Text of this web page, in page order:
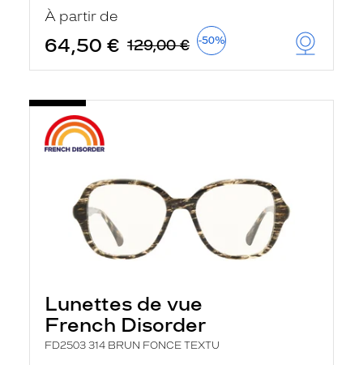
À partir de
64,50 € 129,00 € -50%
Lunettes de vue
French Disorder
FD2503 314 BRUN FONCE TEXTU